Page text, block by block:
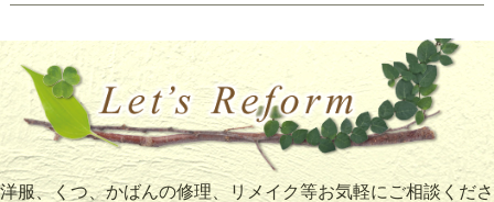
洋服、くつ、かばんの修理、リメイク等お気軽にご相談くださ